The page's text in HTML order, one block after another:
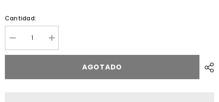
Cantidad:
Reducir
cantidad
porMagne
500mg.
Aumentar
cantidad
por
V
AGOTADO